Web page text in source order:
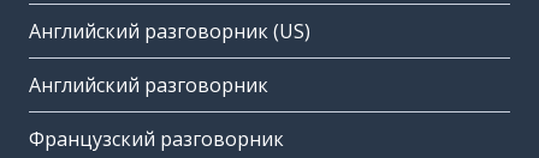
Английский разговорник (US)
Английский разговорник
Французский разговорник